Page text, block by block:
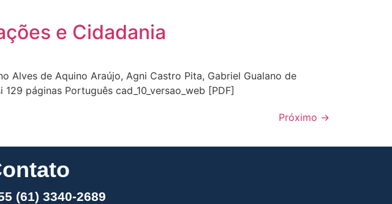
e Cidadania
Alves de Aquino Araújo, Agni Castro Pita, Gabriel Gualano de
páginas Português cad_10_versao_web [PDF]
Próximo →
(61) 3340-2689